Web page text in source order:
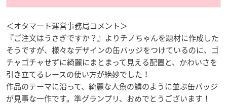
＜オタマート運営事務局コメント＞
『ご注文はうさぎですか？』よりチノちゃんを題材に作成した
そうですが、様々なデザインの缶バッジをつけているのに、ゴ
チャゴチャせずに綺麗にまとまって見える配置と、かわいさを
引き立てるレースの使い方が絶妙でした！
作品のテーマに沿って、綺麗な人魚の鱗のように並ぶ缶バッジ
が見事な一作です。準グランプリ、おめでとうございます！